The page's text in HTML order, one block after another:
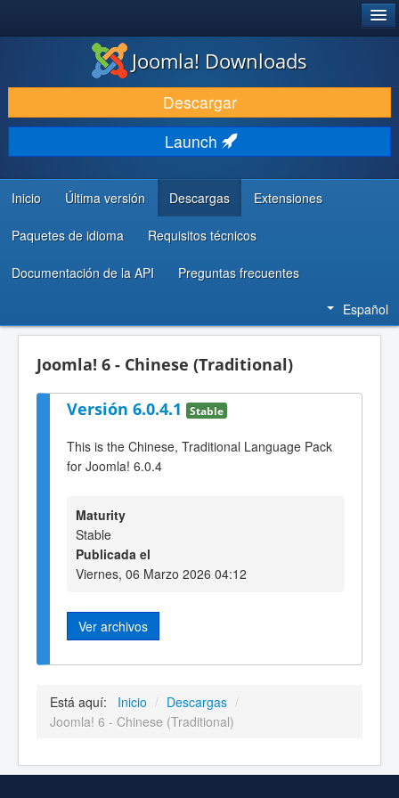
DESCARGAR & EXTENDER
DESCUBRE & APRENDE
COMUNIDAD & SOPORTE
RECURSOS PARA DESARROLLADORES
Joomla! Downloads
Descargar
Launch
Inicio Última versión Descargas Extensiones
Paquetes de idioma Requisitos técnicos
Documentación de la API Preguntas frecuentes
Español
Joomla! 6 - Chinese (Traditional)
Versión 6.0.4.1 Stable
This is the Chinese, Traditional Language Pack
for Joomla! 6.0.4
Maturity
Stable
Publicada el
Viernes, 06 Marzo 2026 04:12
Ver archivos
Está aquí: Inicio / Descargas /
Joomla! 6 - Chinese (Traditional)